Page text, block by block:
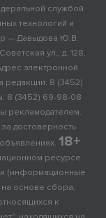
службой
технологий и
— Давыдова Ю.В.
ул., д. 128,
электронной
редакции: 8 (3452)
8 (3452) 69-98-08
рекламодателем.
достоверность
18+
ресурсе
(информационные
основе сбора,
к